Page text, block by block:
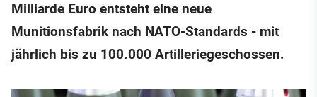
Milliarde Euro entsteht eine neue
Munitionsfabrik nach NATO-Standards - mit
jährlich bis zu 100.000 Artilleriegeschossen.